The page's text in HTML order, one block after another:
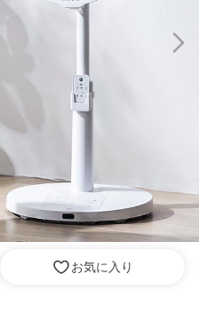
お気に入り